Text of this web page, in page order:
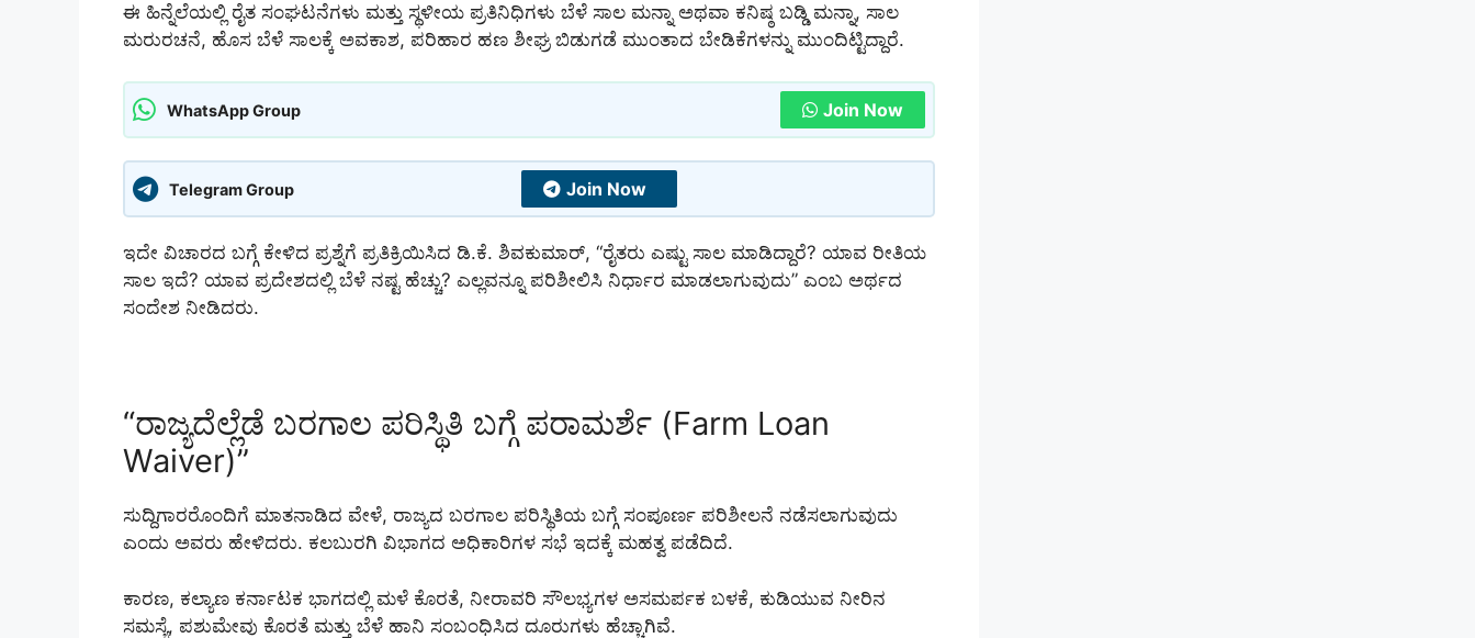
ಈ ಹಿನ್ನೆಲೆಯಲ್ಲಿ ರೈತ ಸಂಘಟನೆಗಳು ಮತ್ತು ಸ್ಥಳೀಯ ಪ್ರತಿನಿಧಿಗಳು ಬೆಳೆ ಸಾಲ ಮನ್ನಾ ಅಥವಾ ಕನಿಷ್ಠ ಬಡ್ಡಿ ಮನ್ನಾ, ಸಾಲ
ಮರುರಚನೆ, ಹೊಸ ಬೆಳೆ ಸಾಲಕ್ಕೆ ಅವಕಾಶ, ಪರಿಹಾರ ಹಣ ಶೀಘ್ರ ಬಿಡುಗಡೆ ಮುಂತಾದ ಬೇಡಿಕೆಗಳನ್ನು ಮುಂದಿಟ್ಟಿದ್ದಾರೆ.
WhatsApp Group Join Now
Telegram Group Join Now
ಇದೇ ವಿಚಾರದ ಬಗ್ಗೆ ಕೇಳಿದ ಪ್ರಶ್ನೆಗೆ ಪ್ರತಿಕ್ರಿಯಿಸಿದ ಡಿ.ಕೆ. ಶಿವಕುಮಾರ್, “ರೈತರು ಎಷ್ಟು ಸಾಲ ಮಾಡಿದ್ದಾರೆ? ಯಾವ ರೀತಿಯ
ಸಾಲ ಇದೆ? ಯಾವ ಪ್ರದೇಶದಲ್ಲಿ ಬೆಳೆ ನಷ್ಟ ಹೆಚ್ಚು? ಎಲ್ಲವನ್ನೂ ಪರಿಶೀಲಿಸಿ ನಿರ್ಧಾರ ಮಾಡಲಾಗುವುದು” ಎಂಬ ಅರ್ಥದ
ಸಂದೇಶ ನೀಡಿದರು.
“ರಾಜ್ಯದೆಲ್ಲೆಡೆ ಬರಗಾಲ ಪರಿಸ್ಥಿತಿ ಬಗ್ಗೆ ಪರಾಮರ್ಶೆ (Farm Loan
Waiver)”
ಸುದ್ದಿಗಾರರೊಂದಿಗೆ ಮಾತನಾಡಿದ ವೇಳೆ, ರಾಜ್ಯದ ಬರಗಾಲ ಪರಿಸ್ಥಿತಿಯ ಬಗ್ಗೆ ಸಂಪೂರ್ಣ ಪರಿಶೀಲನೆ ನಡೆಸಲಾಗುವುದು
ಎಂದು ಅವರು ಹೇಳಿದರು. ಕಲಬುರಗಿ ವಿಭಾಗದ ಅಧಿಕಾರಿಗಳ ಸಭೆ ಇದಕ್ಕೆ ಮಹತ್ವ ಪಡೆದಿದೆ.
ಕಾರಣ, ಕಲ್ಯಾಣ ಕರ್ನಾಟಕ ಭಾಗದಲ್ಲಿ ಮಳೆ ಕೊರತೆ, ನೀರಾವರಿ ಸೌಲಭ್ಯಗಳ ಅಸಮರ್ಪಕ ಬಳಕೆ, ಕುಡಿಯುವ ನೀರಿನ
ಸಮಸ್ಯೆ, ಪಶುಮೇವು ಕೊರತೆ ಮತ್ತು ಬೆಳೆ ಹಾನಿ ಸಂಬಂಧಿಸಿದ ದೂರುಗಳು ಹೆಚ್ಚಾಗಿವೆ.